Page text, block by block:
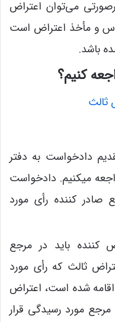
می‌توان اعتراض
و مأخذ اعتراض است
باشد.
کنیم؟
دادخواست به دفتر
می­کنیم. دادخواست
صادر کننده رأی مورد
کننده باید در مرجع
ثالث که رأی مورد
شده است، اعتراض
مورد رسیدگی قرار